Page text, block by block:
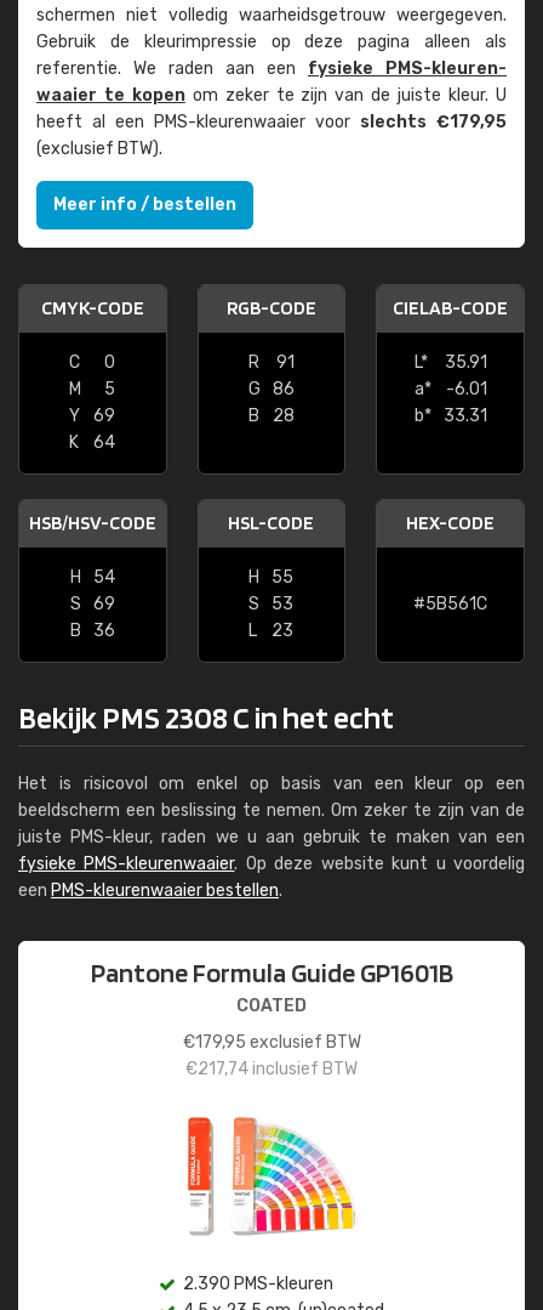
schermen niet volledig waarheids­­getrouw weer­gegeven.
Gebruik de kleur­impressie op deze pagina alleen als
referentie. We raden aan een fysieke PMS-kleuren­
waaier te kopenom zeker te zijn van de juiste kleur. U
heeft al een PMS-kleuren­waaier voor slechts €179,95
(exclusief BTW).
Meer info / bestellen
CMYK-CODE
C
0
M
5
Y
69
K
64
RGB-CODE
R
91
G
86
B
28
CIELAB-CODE
L*
35.91
a*
-6.01
b*
33.31
HSB/HSV-CODE
H
54
S
69
B
36
HSL-CODE
H
55
S
53
L
23
HEX-CODE
#5B561C
Bekijk PMS 2308 C in het echt
Het is risicovol om enkel op basis van een kleur op een
beeldscherm een beslissing te nemen. Om zeker te zijn van de
juiste PMS-kleur, raden we u aan gebruik te maken van een
fysieke PMS-kleurenwaaier. Op deze website kunt u voordelig
een PMS-kleurenwaaier bestellen.
Pantone Formula Guide GP1601B
COATED
€179,95 exclusief BTW
€217,74inclusief BTW
2.390 PMS-kleuren